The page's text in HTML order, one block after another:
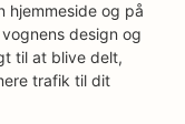
hjemmeside og på
design og
til at blive delt,
trafik til dit